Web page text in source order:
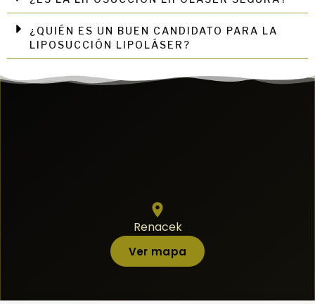
¿QUIÉN ES UN BUEN CANDIDATO PARA LA
LIPOSUCCIÓN LIPOLÁSER?
Renacek
Ver mapa